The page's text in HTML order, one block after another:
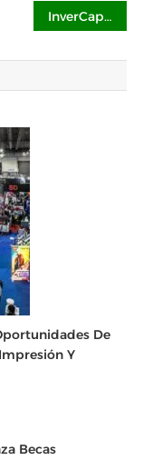
InverCap Afore explica qué son y cómo funcionan los rendimientos en una Afore
De
Y
Becas